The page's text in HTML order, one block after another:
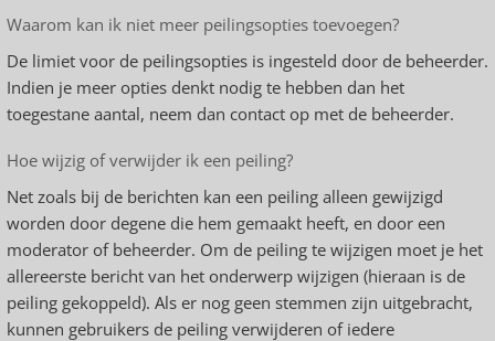
Waarom kan ik niet meer peilingsopties toevoegen?
De limiet voor de peilingsopties is ingesteld door de beheerder.
Indien je meer opties denkt nodig te hebben dan het
toegestane aantal, neem dan contact op met de beheerder.
Hoe wijzig of verwijder ik een peiling?
Net zoals bij de berichten kan een peiling alleen gewijzigd
worden door degene die hem gemaakt heeft, en door een
moderator of beheerder. Om de peiling te wijzigen moet je het
allereerste bericht van het onderwerp wijzigen (hieraan is de
peiling gekoppeld). Als er nog geen stemmen zijn uitgebracht,
kunnen gebruikers de peiling verwijderen of iedere